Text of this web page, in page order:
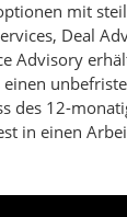
mit
Deal
Advisory
des 12-
in einen